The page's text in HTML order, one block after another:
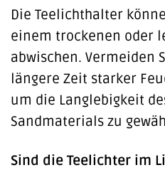
Die Teelichthalter
einem trockenen oder
abwischen. Vermeiden
längere Zeit starker
um die Langlebigkeit
Sandmaterials zu
Sind die Teelichter im